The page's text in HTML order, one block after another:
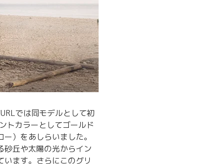
では同モデルとして初
トカラーとしてゴールド
）をあしらいました。
砂丘や太陽の光からイン
ます。さらにこのグリ